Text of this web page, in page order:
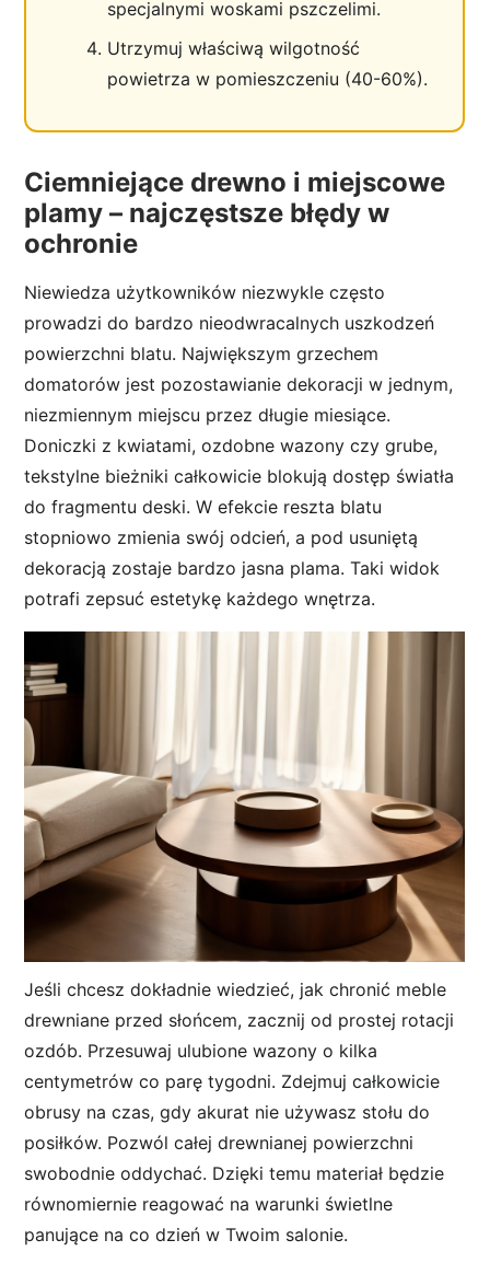
specjalnymi woskami pszczelimi.
Utrzymuj właściwą wilgotność
powietrza w pomieszczeniu (40-60%).
Ciemniejące drewno i miejscowe
plamy – najczęstsze błędy w
ochronie
Niewiedza użytkowników niezwykle często
prowadzi do bardzo nieodwracalnych uszkodzeń
powierzchni blatu. Największym grzechem
domatorów jest pozostawianie dekoracji w jednym,
niezmiennym miejscu przez długie miesiące.
Doniczki z kwiatami, ozdobne wazony czy grube,
tekstylne bieżniki całkowicie blokują dostęp światła
do fragmentu deski. W efekcie reszta blatu
stopniowo zmienia swój odcień, a pod usuniętą
dekoracją zostaje bardzo jasna plama. Taki widok
potrafi zepsuć estetykę każdego wnętrza.
Jeśli chcesz dokładnie wiedzieć, jak chronić meble
drewniane przed słońcem, zacznij od prostej rotacji
ozdób. Przesuwaj ulubione wazony o kilka
centymetrów co parę tygodni. Zdejmuj całkowicie
obrusy na czas, gdy akurat nie używasz stołu do
posiłków. Pozwól całej drewnianej powierzchni
swobodnie oddychać. Dzięki temu materiał będzie
równomiernie reagować na warunki świetlne
panujące na co dzień w Twoim salonie.